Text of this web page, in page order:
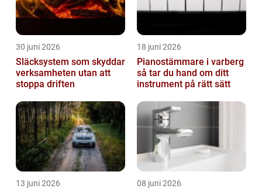
30 juni 2026
Släcksystem som skyddar
verksamheten utan att
stoppa driften
18 juni 2026
Pianostämmare i varberg
så tar du hand om ditt
instrument på rätt sätt
13 juni 2026 08 juni 2026